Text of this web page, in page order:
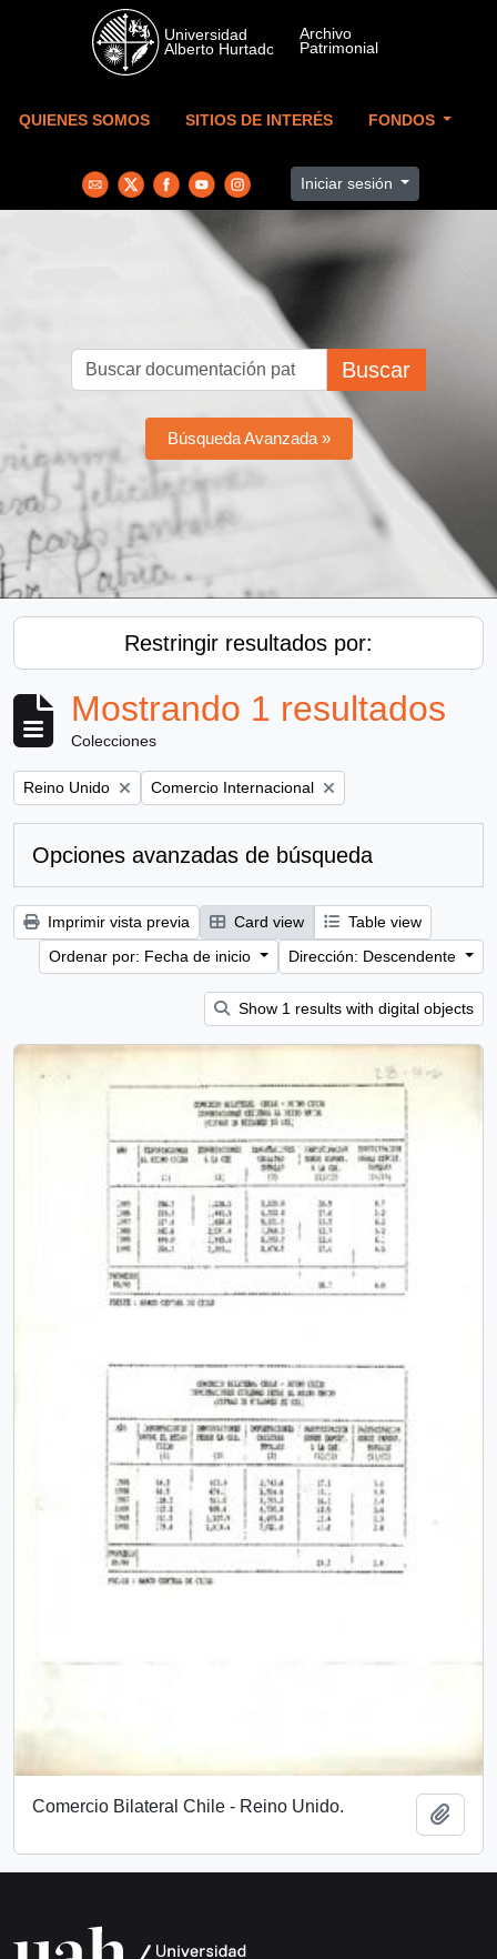
Skip to main content
QUIENES SOMOS SITIOS DE INTERÉS FONDOS
Iniciar sesión
Buscar
Búsqueda Avanzada »
Restringir resultados por:
Mostrando 1 resultados
Colecciones
Remove filter:
Reino Unido Remove filter:
Comercio Internacional
Opciones avanzadas de búsqueda
Imprimir vista previa Card view
Table view
Ordenar por: Fecha de inicio
Dirección: Descendente
Show 1 results with digital objects
Comercio Bilateral Chile - Reino Unido.